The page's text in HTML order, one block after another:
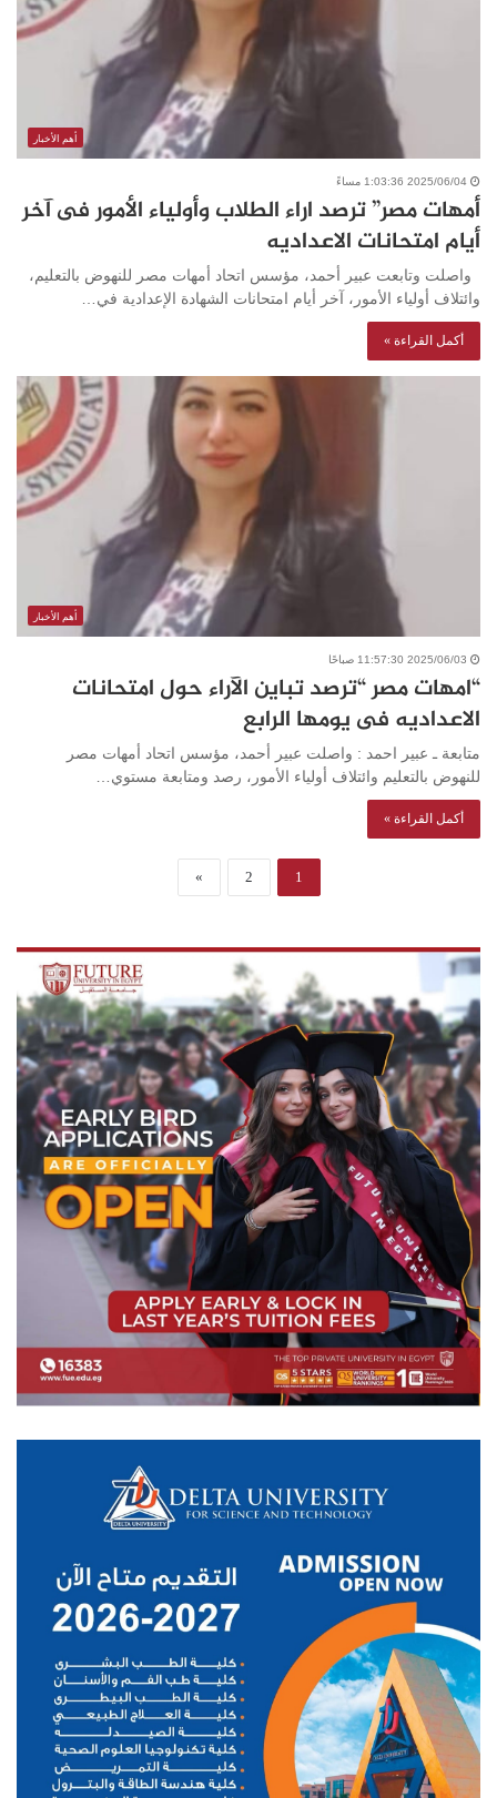
أهم الأخبار
2025/06/04 1:03:36 مساءً
أمهات مصر” ترصد اراء الطلاب وأولياء الأمور فى آخر
أيام امتحانات الاعداديه
واصلت وتابعت عبير أحمد، مؤسس اتحاد أمهات مصر للنهوض بالتعليم،
وائتلاف أولياء الأمور، آخر أيام امتحانات الشهادة الإعدادية في…
أكمل القراءة »
أهم الأخبار
2025/06/03 11:57:30 صباحًا
“امهات مصر “ترصد تباين الآراء حول امتحانات
الاعداديه فى يومها الرابع
متابعة ـ عبير احمد : واصلت عبير أحمد، مؤسس اتحاد أمهات مصر
للنهوض بالتعليم وائتلاف أولياء الأمور، رصد ومتابعة مستوي…
أكمل القراءة »
1
2
»